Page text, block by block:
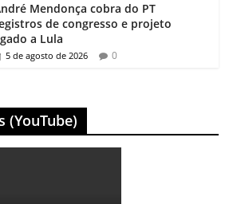
Mendonça cobra do PT
de congresso e projeto
a Lula
5 de agosto de 2026 0
(YouTube)